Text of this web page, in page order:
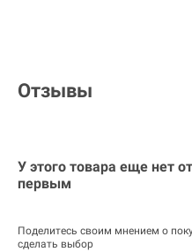
Отзывы
У этого товара еще нет
первым
Поделитесь своим мнением о
сделать выбор